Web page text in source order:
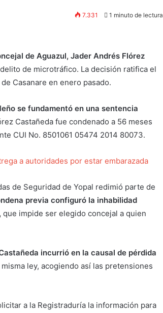
7.331 1 minuto de lectura
de Aguazul, Jader Andrés Flórez
de microtráfico. La decisión ratifica el
Casanare en enero pasado.
se fundamentó en una sentencia
Castañeda fue condenado a 56 meses
CUI No. 8501061 05474 2014 80073.
a autoridades por estar embarazada
de Seguridad de Yopal redimió parte de
previa configuró la inhabilidad
que impide ser elegido concejal a quien
incurrió en la causal de pérdida
ley, acogiendo así las pretensiones
a la Registraduría la información para